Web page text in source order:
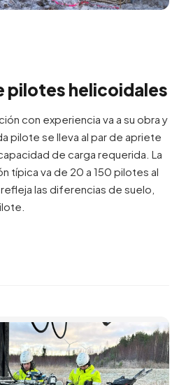
con acero estructural de
hasta el producto
en caliente según EN
plazo, incluso en suelos
y a medida
se sirven desde stock para
medidas estándar no son la
medida según los requisitos
recibe la misma calidad
pilotes helicoidales
con experiencia va a su obra y
pilote se lleva al par de apriete
de carga requerida. La
típica va de 20 a 150 pilotes al
las diferencias de suelo,
de Paalupiste han
que van desde